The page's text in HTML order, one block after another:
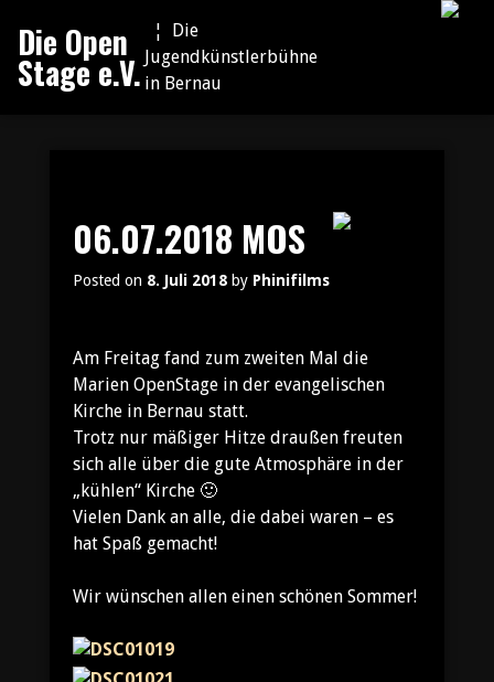
content
Die Open
Stage e.V.
¦ Die
Jugendkünstlerbühne
in Bernau
06.07.2018 MOS
Posted on 8. Juli 2018 by Phinifilms
Am Freitag fand zum zweiten Mal die
Marien OpenStage in der evangelischen
Kirche in Bernau statt.
Trotz nur mäßiger Hitze draußen freuten
sich alle über die gute Atmosphäre in der
„kühlen“ Kirche 🙂
Vielen Dank an alle, die dabei waren – es
hat Spaß gemacht!
Wir wünschen allen einen schönen Sommer!